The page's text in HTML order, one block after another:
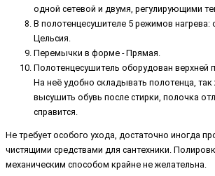
одной сетевой и двумя, регулирующими
В полотенцесушителе 5 режимов нагрева:
Цельсия.
Перемычки в форме - Прямая.
Полотенцесушитель оборудован верхней
На неё удобно складывать полотенца,
высушить обувь после стирки, полочка
справится.
Не требует особого ухода, достаточно иногда
чистящими средствами для сантехники.
механическим способом крайне не желательна.